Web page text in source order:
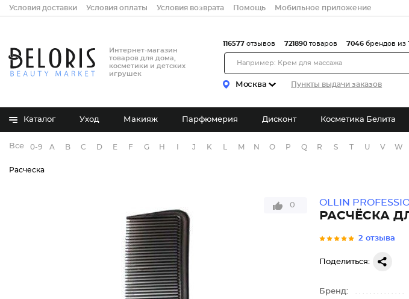
Условия доставки Условия оплаты Условия возврата Помощь Мобильное приложение
Интернет-магазин
товаров для дома,
косметики и детских
игрушек
Москва Пункты выдачи заказов
116577 отзывов 721890 товаров 7046 брендов из
Каталог Уход Макияж Парфюмерия Дисконт Косметика Белита
Все бренды
0-9 A B C D E F G H J K M N O P Q R S T U V W
Расческа
0 OLLIN
РАСЧЁСКА
2 отзыва
Поделиться:
Бренд: